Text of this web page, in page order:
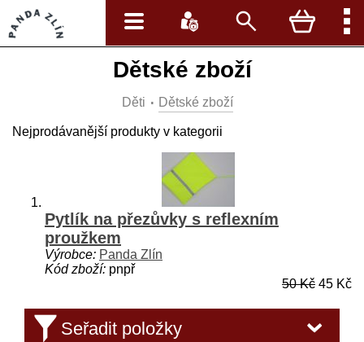
Dětské zboží
Děti Dětské zboží
Nejprodávanější produkty v kategorii
Pytlík na přezůvky s reflexním
proužkem
Výrobce: Panda Zlín
Kód zboží: pnpř
50 Kč 45 Kč
Seřadit položky